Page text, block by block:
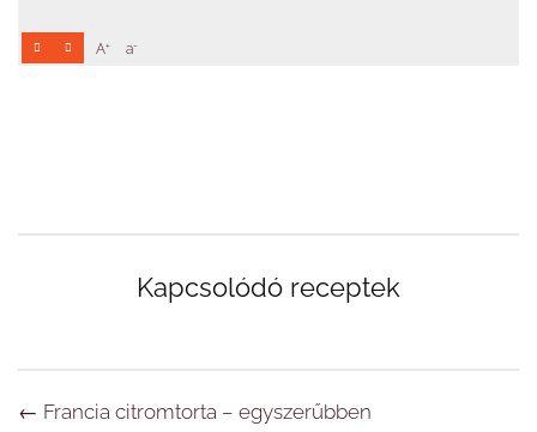
A+ a-
Kapcsolódó receptek
Navigáció
← Francia citromtorta – egyszerűbben